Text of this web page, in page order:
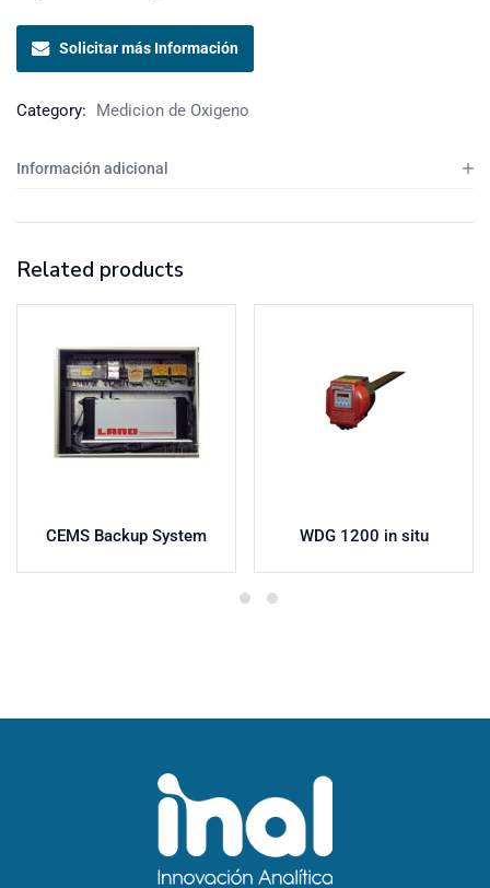
Solicitar más Información
Category: Medicion de Oxigeno
Información adicional
Related products
CEMS Backup System WDG 1200 in situ